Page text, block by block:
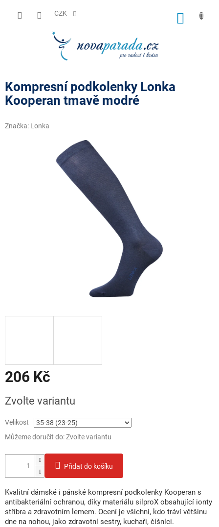
CZK
Kompresní podkolenky Lonka
Kooperan tmavě modré
Značka: Lonka
206 Kč
cena:
Zvolte variantu
Velikost
Můžeme doručit do:Zvolte variantu
Přidat do košíku
Kvalitní dámské i pánské kompresní podkolenky Kooperan s
antibakteriální ochranou, díky materiálu silproX obsahující ionty
stříbra a zdravotním lemem. Ocení je všichni, kdo tráví většinu
dne na nohou, jako zdravotní sestry, kuchaři, číšníci.